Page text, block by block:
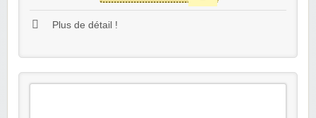
Plus de détail !